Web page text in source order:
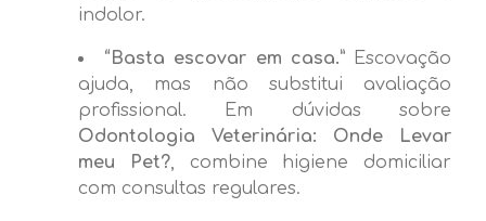
indolor.
“Basta escovar em casa.”Escovação
ajuda, mas não substitui avaliação
profissional. Em dúvidas sobre
Odontologia Veterinária: Onde Levar
meu Pet?, combine higiene domiciliar
com consultas regulares.